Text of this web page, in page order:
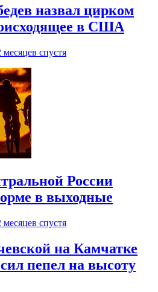
назвал цирком
в США
месяцев спустя
России
в выходные
месяцев спустя
на Камчатке
пепел на высоту